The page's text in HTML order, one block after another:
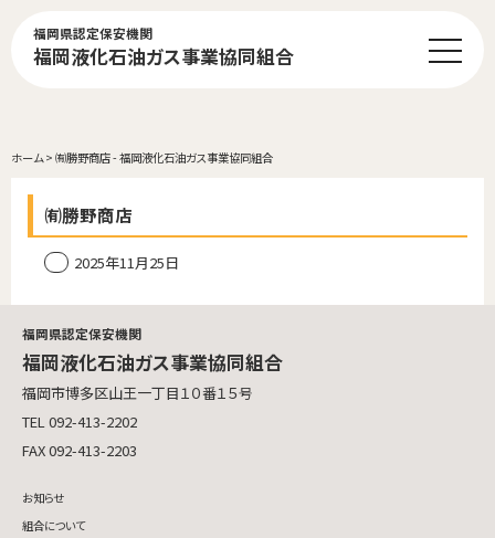
福岡県認定保安機関
福岡液化石油ガス事業協同組合
ホーム > ㈲勝野商店 - 福岡液化石油ガス事業協同組合
㈲勝野商店
2025年11月25日
福岡県認定保安機関
福岡液化石油ガス事業協同組合
福岡市博多区山王一丁目１０番１５号
TEL 092-413-2202
FAX 092-413-2203
お知らせ
組合について